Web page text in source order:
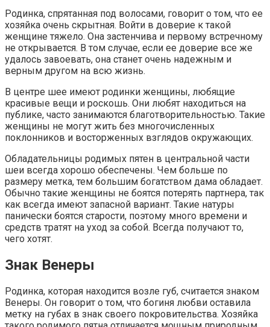
Родинка, спрятанная под волосами, говорит о том, что ее
хозяйка очень скрытная. Войти в доверие к такой
женщине тяжело. Она застенчива и первому встречному
не открывается. В том случае, если ее доверие все же
удалось завоевать, она станет очень надежным и
верным другом на всю жизнь.
В центре шее имеют родинки женщины, любящие
красивые вещи и роскошь. Они любят находиться на
публике, часто занимаются благотворительностью. Такие
женщины не могут жить без многочисленных
поклонников и восторженных взглядов окружающих.
Обладательницы родимых пятен в центральной части
шеи всегда хорошо обеспечены. Чем больше по
размеру метка, тем большим богатством дама обладает.
Обычно такие женщины не боятся потерять партнера, так
как всегда имеют запасной вариант. Такие натуры
панически боятся старости, поэтому много времени и
средств тратят на уход за собой. Всегда получают то,
чего хотят.
Знак Венеры
Родинка, которая находится возле губ, считается знаком
Венеры. Он говорит о том, что богиня любви оставила
метку на губах в знак своего покровительства. Хозяйка